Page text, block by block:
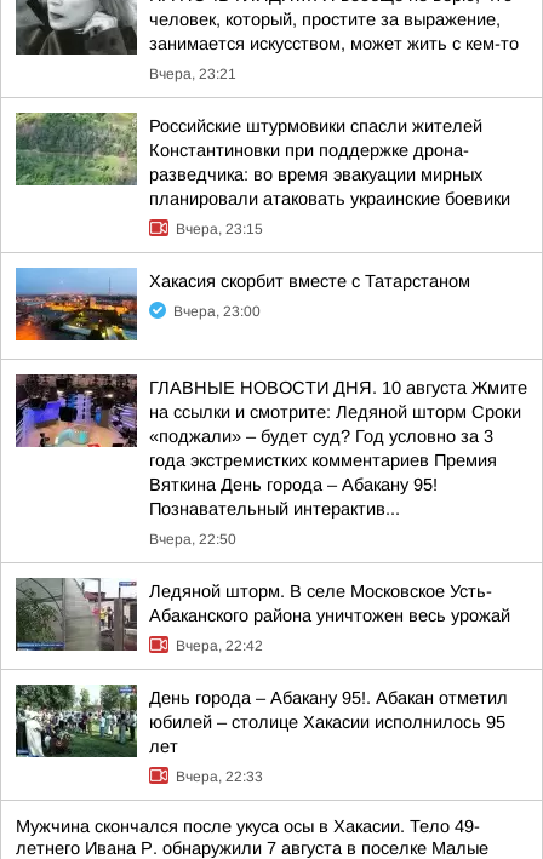
человек, который, простите за выражение,
занимается искусством, может жить с кем-то
Вчера, 23:21
Российские штурмовики спасли жителей
Константиновки при поддержке дрона-
разведчика: во время эвакуации мирных
планировали атаковать украинские боевики
Вчера, 23:15
Хакасия скорбит вместе с Татарстаном
Вчера, 23:00
ГЛАВНЫЕ НОВОСТИ ДНЯ. 10 августа Жмите
на ссылки и смотрите: Ледяной шторм Сроки
«поджали» – будет суд? Год условно за 3
года экстремистких комментариев Премия
Вяткина День города – Абакану 95!
Познавательный интерактив...
Вчера, 22:50
Ледяной шторм. В селе Московское Усть-
Абаканского района уничтожен весь урожай
Вчера, 22:42
День города – Абакану 95!. Абакан отметил
юбилей – столице Хакасии исполнилось 95
лет
Вчера, 22:33
Мужчина скончался после укуса осы в Хакасии. Тело 49-
летнего Ивана Р. обнаружили 7 августа в поселке Малые